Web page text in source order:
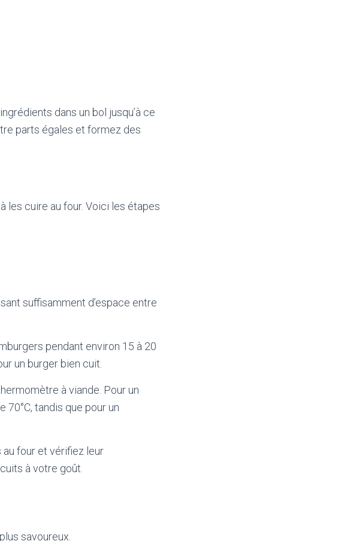
dans un bol jusqu’à ce
parts égales et formez des
les cuire au four. Voici les étapes
suffisamment d’espace entre
pendant environ 15 à 20
un burger bien cuit.
à viande. Pour un
tandis que pour un
four et vérifiez leur
à votre goût.
savoureux.